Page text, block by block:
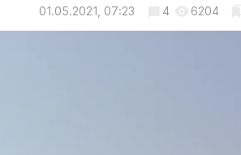
01.05.2021, 07:23 4 6204